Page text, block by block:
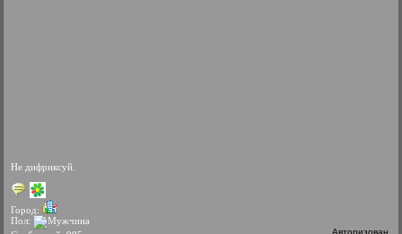
Не дифриксуй.
Город:
Пол:
Авторизован